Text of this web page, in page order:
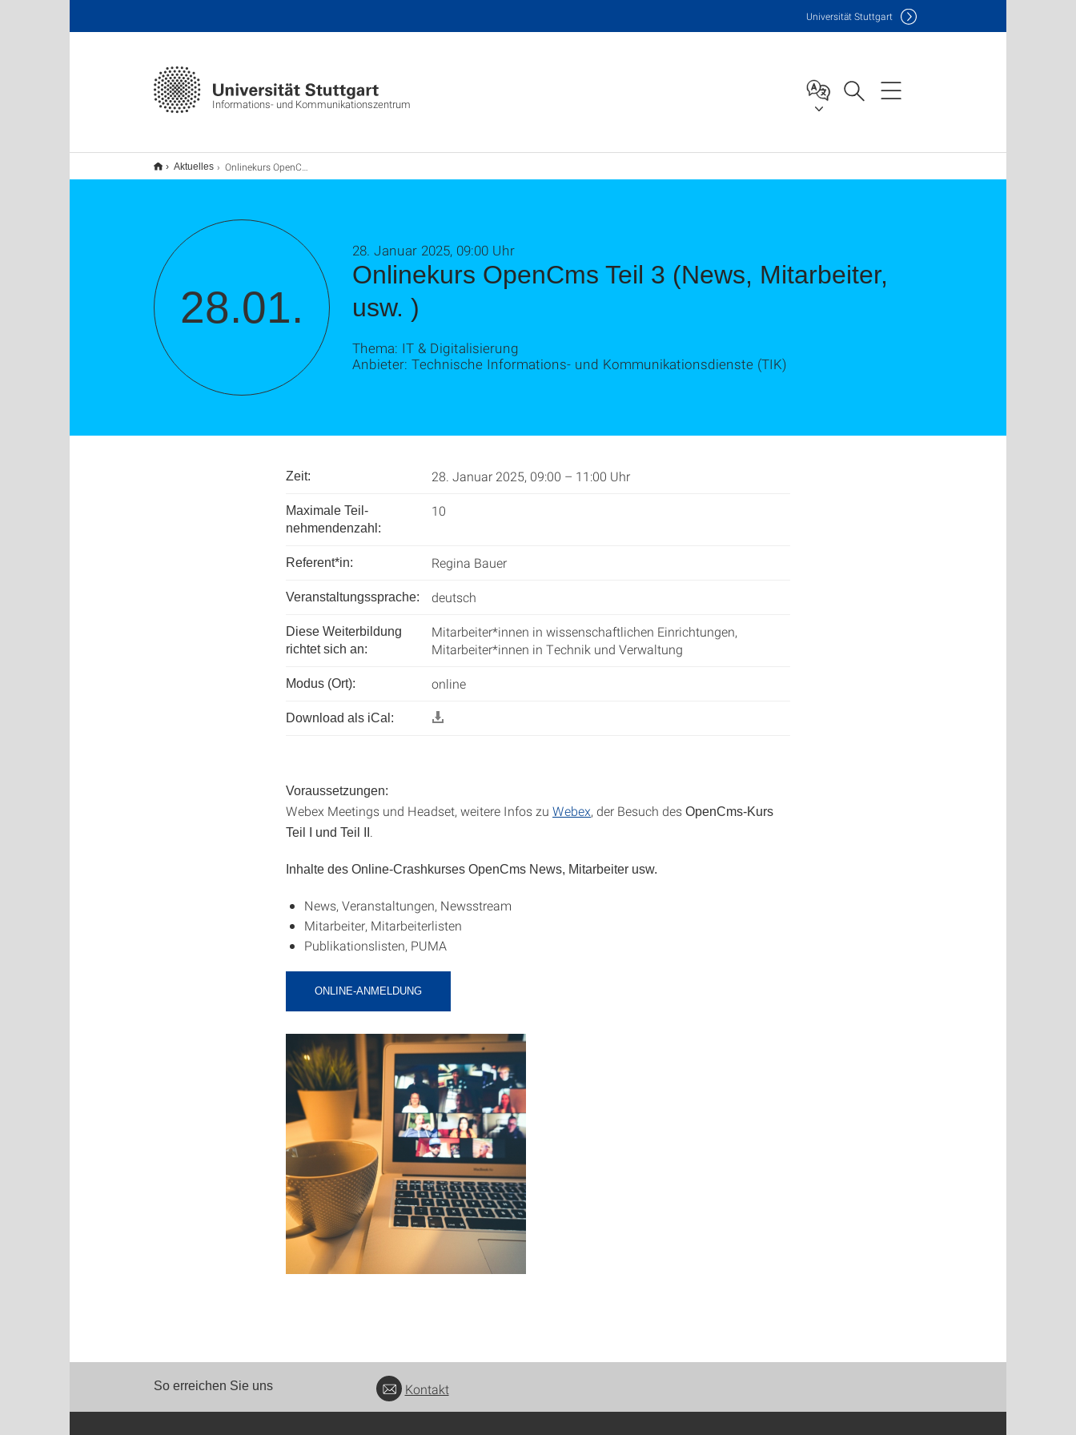
Informations- und Kommunikationszentrum
Universität Stuttgart
Aktuelles Onlinekurs OpenCms Teil 3 (News, Mitarbeiter, usw. )
28.01.
Onlinekurs OpenCms Teil 3 (News, Mitarbeiter,
usw. )
28. Januar 2025, 09:00 Uhr
Thema: IT & Digitalisierung
Anbieter: Technische Informations- und Kommunikationsdienste (TIK)
Zeit: 28. Januar 2025, 09:00 – 11:00 Uhr
Maximale Teil­
nehmenden­zahl:
10
Referent*in: Regina Bauer
Veranstaltungssprache: deutsch
Diese Weiterbildung
richtet sich an:
Mitarbeiter*innen in wissenschaftlichen Einrichtungen,
Mitarbeiter*innen in Technik und Verwaltung
Modus (Ort): online
Download als iCal:
Voraussetzungen:
Webex Meetings und Headset, weitere Infos zu Webex, der Besuch des OpenCms-Kurs
Teil I und Teil II
Inhalte des Online-Crashkurses OpenCms News, Mitarbeiter usw.
News, Veranstaltungen, Newsstream
Mitarbeiter, Mitarbeiterlisten
Publikationslisten, PUMA
ONLINE-ANMELDUNG
So erreichen Sie uns Kontakt